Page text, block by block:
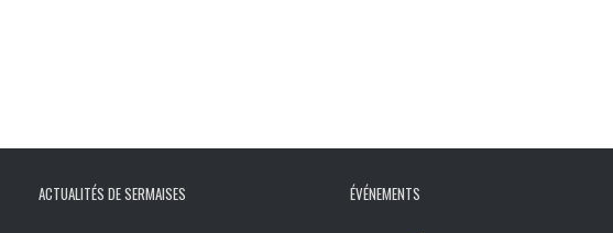
ACTUALITÉS DE SERMAISES ÉVÉNEMENTS